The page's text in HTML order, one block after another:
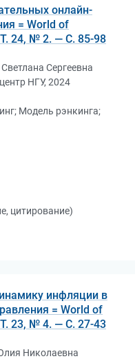
онлайн-
= World of
24, № 2. — С. 85-98
Сергеевна
НГУ, 2024
Модель рэнкинга;
цитирование)
инфляции в
= World of
23, № 4. — С. 27-43
Николаевна